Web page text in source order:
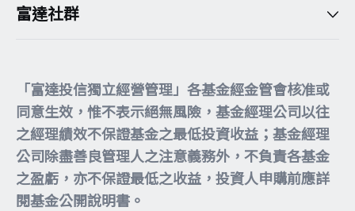
富達社群
「富達投信獨立經營管理」各基金經金管會核准或
同意生效，惟不表示絕無風險，基金經理公司以往
之經理績效不保證基金之最低投資收益；基金經理
公司除盡善良管理人之注意義務外，不負責各基金
之盈虧，亦不保證最低之收益，投資人申購前應詳
閱基金公開說明書。